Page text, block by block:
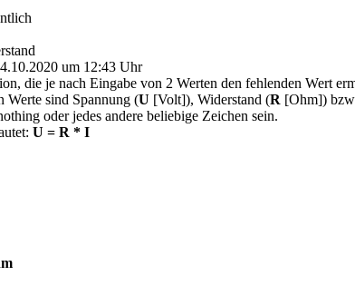
um 12:43 Uhr
die je nach Eingabe von 2 Werten den fehlenden Wert
Werte sind Spannung (U [Volt]), Widerstand (R [Ohm])
oder jedes andere beliebige Zeichen sein.
U = R * I